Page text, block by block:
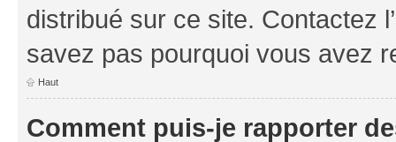
distribué sur ce site. Contactez
savez pas pourquoi vous avez
Haut
Comment puis-je rapporter